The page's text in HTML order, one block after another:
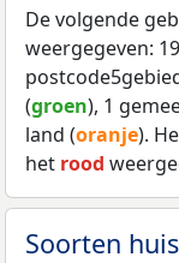
De volgende
weergegeven:
(groen), 1
land (oranje).
het rood
Soorten